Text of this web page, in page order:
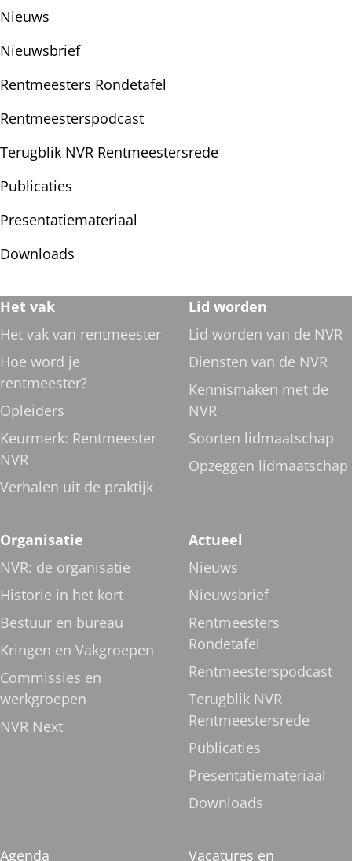
Subnavigatie
Nieuws
Nieuwsbrief
Rentmeesters Rondetafel
Rentmeesterspodcast
Terugblik NVR Rentmeestersrede
Publicaties
Presentatiemateriaal
Downloads
Footer
navigatie
Het vak
Het vak van rentmeester
Hoe word je
rentmeester?
Opleiders
Keurmerk: Rentmeester
NVR
Verhalen uit de praktijk
Lid worden
Lid worden van de NVR
Diensten van de NVR
Kennismaken met de
NVR
Soorten lidmaatschap
Opzeggen lidmaatschap
Organisatie
NVR: de organisatie
Historie in het kort
Bestuur en bureau
Kringen en Vakgroepen
Commissies en
werkgroepen
NVR Next
Actueel
Nieuws
Nieuwsbrief
Rentmeesters
Rondetafel
Rentmeesterspodcast
Terugblik NVR
Rentmeestersrede
Publicaties
Presentatiemateriaal
Downloads
Agenda Vacatures en